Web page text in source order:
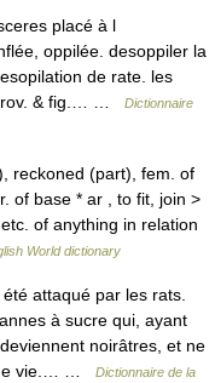
placé à l
oppilée. desoppiler la
de rate. les
& fig.… …
Dictionnaire
reckoned (part), fem. of
of base * ar , to fit, join >
of anything in relation
World dictionary
attaqué par les rats.
à sucre qui, ayant
noirâtres, et ne
de vie.… …
Dictionnaire de la